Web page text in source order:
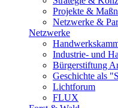
Projekte &
Netzwerke &
Netzwerke
Industrie- und
Bürgerstiftung
Geschichte als
Lichtforum
FLUX